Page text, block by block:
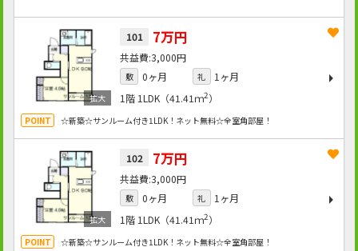
101 7万円
3,000円
敷 0ヶ月 礼
1ヶ月
1階 1LDK（41.41ｍ2）
☆新築☆サンルーム付き1LDK！ネット無料☆全室角部屋！
102 7万円
3,000円
敷 0ヶ月 礼
1ヶ月
1階 1LDK（41.41ｍ2）
☆新築☆サンルーム付き1LDK！ネット無料☆全室角部屋！